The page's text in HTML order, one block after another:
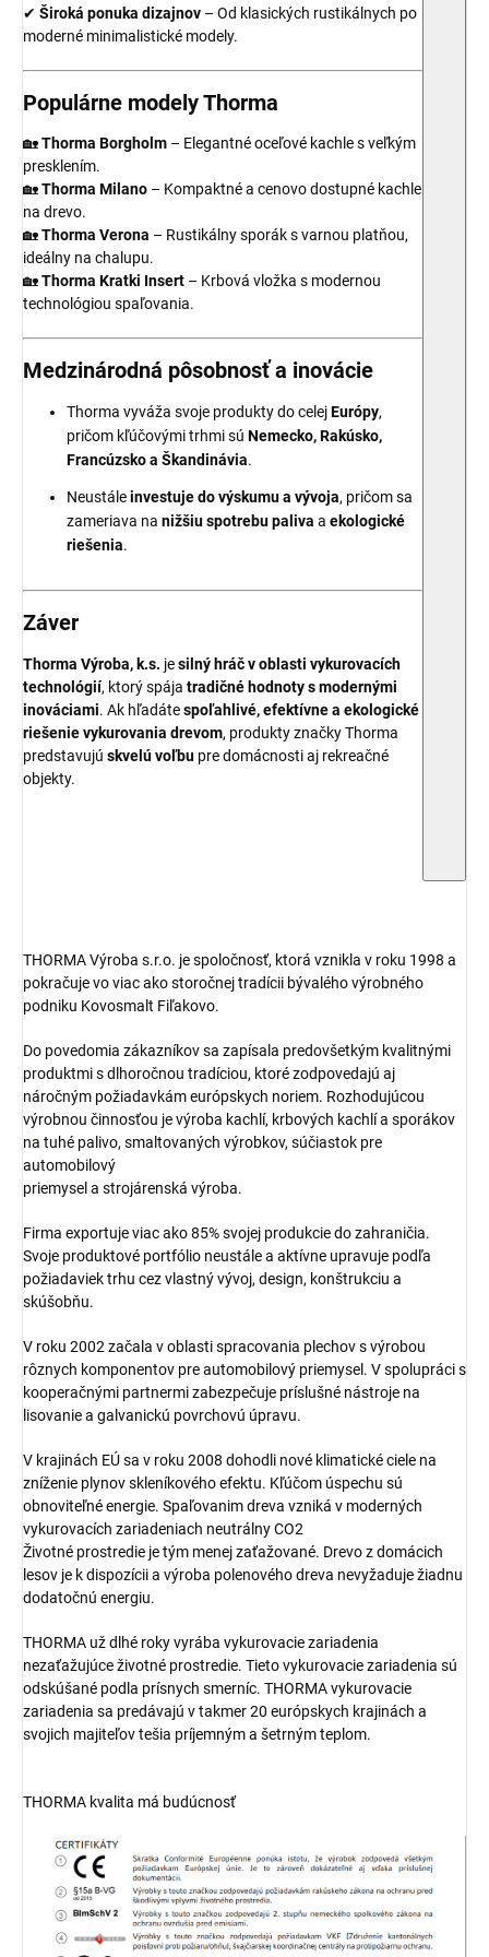
✔ Široká ponuka dizajnov – Od klasických rustikálnych po
moderné minimalistické modely.
Populárne modely Thorma
🏡Thorma Borgholm – Elegantné oceľové kachle s veľkým
presklením.
🏡Thorma Milano – Kompaktné a cenovo dostupné kachle
na drevo.
🏡Thorma Verona – Rustikálny sporák s varnou platňou,
ideálny na chalupu.
🏡Thorma Kratki Insert – Krbová vložka s modernou
technológiou spaľovania.
Medzinárodná pôsobnosť a inovácie
Thorma vyváža svoje produkty do celejEurópy,
pričom kľúčovými trhmi sú Nemecko, Rakúsko,
Francúzsko a Škandinávia.
Neustáleinvestuje do výskumu a vývoja, pričom sa
zameriava na nižšiu spotrebu paliva a ekologické
riešenia.
Záver
Thorma Výroba, k.s. jesilný hráč v oblasti vykurovacích
technológií, ktorý spája tradičné hodnoty s modernými
inováciami. Ak hľadátespoľahlivé, efektívne a ekologické
riešenie vykurovania drevom, produkty značky Thorma
predstavujú skvelú voľbu pre domácnosti aj rekreačné
objekty.
THORMA Výroba s.r.o. je spoločnosť, ktorá vznikla v roku 1998 a
pokračuje vo viac ako storočnej tradícii bývalého výrobného
podniku Kovosmalt Fiľakovo.
Do povedomia zákazníkov sa zapísala predovšetkým kvalitnými
produktmi s dlhoročnou tradíciou, ktoré zodpovedajú aj
náročným požiadavkám európskych noriem. Rozhodujúcou
výrobnou činnosťou je výroba kachlí, krbových kachlí a sporákov
na tuhé palivo, smaltovaných výrobkov, súčiastok pre
automobilový
priemysel a strojárenská výroba.
Firma exportuje viac ako 85% svojej produkcie do zahraničia.
Svoje produktové portfólio neustále a aktívne upravuje podľa
požiadaviek trhu cez vlastný vývoj, design, konštrukciu a
skúšobňu.
V roku 2002 začala v oblasti spracovania plechov s výrobou
rôznych komponentov pre automobilový priemysel. V spolupráci s
kooperačnými partnermi zabezpečuje príslušné nástroje na
lisovanie a galvanickú povrchovú úpravu.
V krajinách EÚ sa v roku 2008 dohodli nové klimatické ciele na
zníženie plynov skleníkového efektu. Kľúčom úspechu sú
obnoviteľné energie. Spaľovanim dreva vzniká v moderných
vykurovacích zariadeniach neutrálny CO2
Životné prostredie je tým menej zaťažované. Drevo z domácich
lesov je k dispozícii a výroba polenového dreva nevyžaduje žiadnu
dodatočnú energiu.
THORMA už dlhé roky vyrába vykurovacie zariadenia
nezaťažujúce životné prostredie. Tieto vykurovacie zariadenia sú
odskúšané podla prísnych smerníc. THORMA vykurovacie
zariadenia sa predávajú v takmer 20 európskych krajinách a
svojich majiteľov tešia príjemným a šetrným teplom.
THORMA kvalita má budúcnosť